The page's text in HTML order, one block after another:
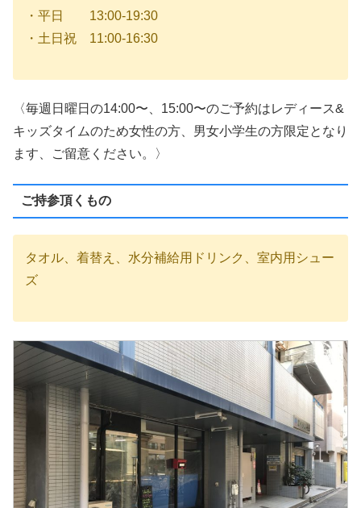
・平日 13:00-19:30
・土日祝 11:00-16:30
〈毎週日曜日の14:00〜、15:00〜のご予約はレディース&
キッズタイムのため女性の方、男女小学生の方限定となり
ます、ご留意ください。〉
ご持参頂くもの
タオル、着替え、水分補給用ドリンク、室内用シュー
ズ